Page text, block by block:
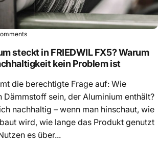
steckt in FRIEDWIL FX5? Warum
kein Problem ist
die berechtigte Frage auf: Wie
Dämmstoff sein, der Aluminium enthält?
nachhaltig – wenn man hinschaut, wie
wird, wie lange das Produkt genutzt
es über...